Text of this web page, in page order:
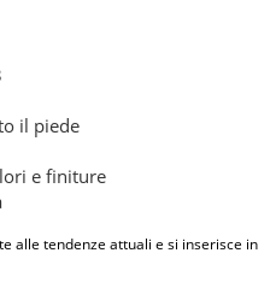
il piede
e finiture
alle tendenze attuali e si inserisce in